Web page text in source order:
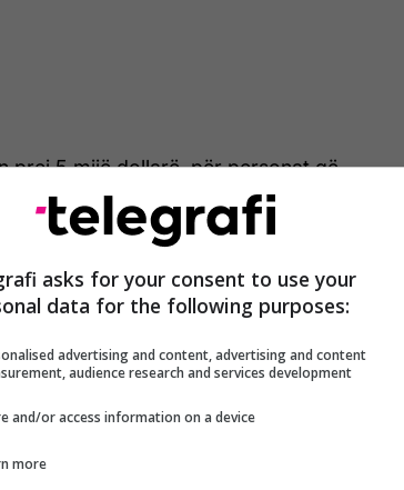
prej 5 mijë dollarë, për personat që
që janë arratisur para syve të
të rastit që ishin para dyqanit.
policisë në identifikim, ata kishin vënë
e sigurisë nuk ua kishte filmuar fytyrat.
asks for your consent to use your
data for the following purposes:
advertising and content, advertising and content
audience research and services development
and/or access information on a device
more